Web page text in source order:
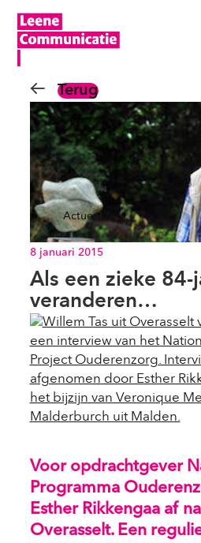
Terug
Actueel
8 januari 2015
Als een zieke 84-
veranderen…
Voor opdrachtgever
Programma
Esther Rikkengaa af
Overasselt. Een